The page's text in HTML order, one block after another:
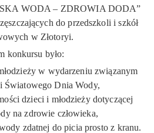
WODA – ZDROWIA DODA”
do przedszkoli i szkół
w Złotoryi.
konkursu było:
w wydarzeniu związanym
Światowego Dnia Wody,
dzieci i młodzieży dotyczącej
na zdrowie człowieka,
zdatnej do picia prosto z kranu.